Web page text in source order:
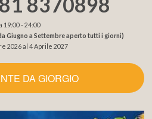
19:00 - 24:00
Giugno a Settembre aperto tutti i giorni)
2026 al 4 Aprile 2027
DA GIORGIO